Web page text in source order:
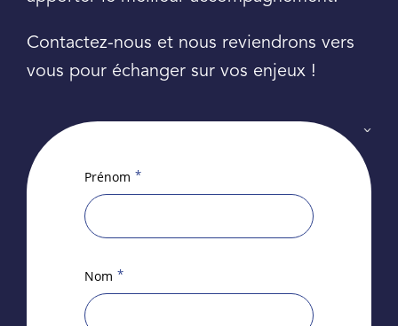
Contactez-nous et nous reviendrons vers
vous pour échanger sur vos enjeux !
Prénom *
Nom *